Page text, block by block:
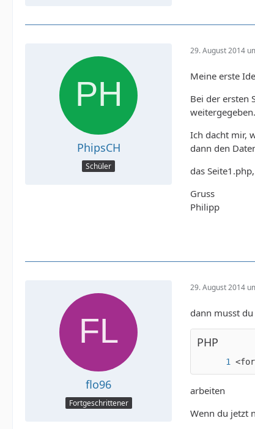
PhipsCH
Schüler
29. August 2014
Meine erste
Bei der ersten
Ich dacht mir,
dann den
das
Gruss
Philipp
flo96
Fortgeschrittener
29. August 2014
dann musst
PHP
arbeiten
Wenn du jetzt